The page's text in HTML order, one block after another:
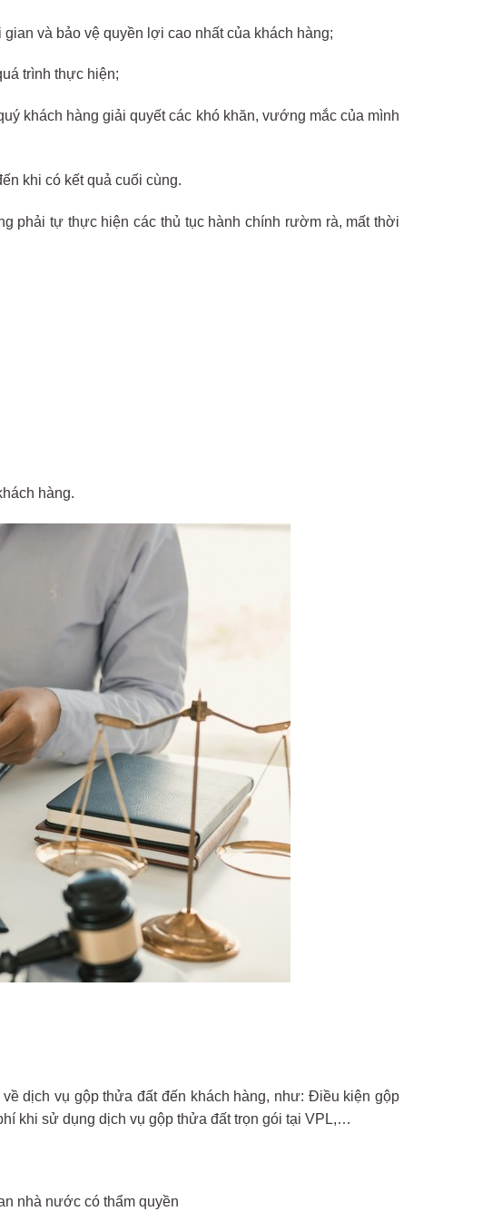
và bảo vệ quyền lợi cao nhất của khách hàng;
trình thực hiện;
khách hàng giải quyết các khó khăn, vướng mắc của mình
khi có kết quả cuối cùng.
phải tự thực hiện các thủ tục hành chính rườm rà, mất thời
hàng.
dịch vụ gộp thửa đất đến khách hàng, như: Điều kiện gộp
khi sử dụng dịch vụ gộp thửa đất trọn gói tại VPL,…
nhà nước có thẩm quyền